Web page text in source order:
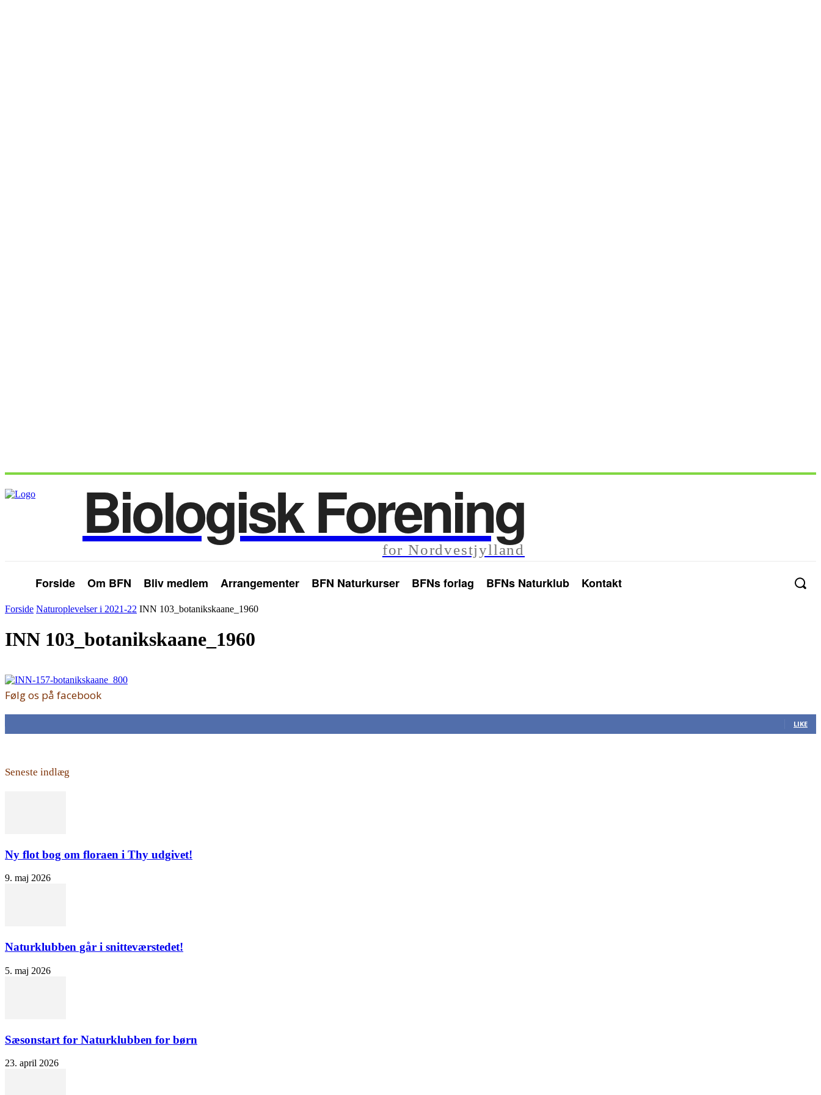
Biologisk Forening
for Nordvestjylland
Forside Om BFN Bliv medlem Arrangementer BFN Naturkurser BFNs forlag BFNs Naturklub Kontakt
Forside Naturoplevelser i 2021-22 INN 103_botanikskaane_1960
INN 103_botanikskaane_1960
Følg os på facebook
LIKE
Seneste indlæg
Ny flot bog om floraen i Thy udgivet!
9. maj 2026
Naturklubben går i snitteværstedet!
5. maj 2026
Sæsonstart for Naturklubben for børn
23. april 2026